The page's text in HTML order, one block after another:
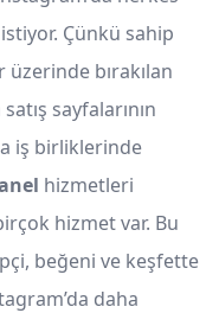
Çünkü sahip
bırakılan
sayfalarının
iş birliklerinde
hizmetleri
hizmet var. Bu
beğeni ve keşfette
daha